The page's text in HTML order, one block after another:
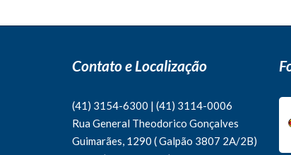
Contato e Localização
(41) 3154-6300 | (41) 3114-0006
Rua General Theodorico Gonçalves
Guimarães, 1290 ( Galpão 3807 2A/2B)